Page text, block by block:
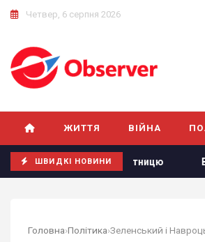
Четвер, 6 серпня 2026
ЖИТТЯ ВІЙНА
ШВИДКІ НОВИНИ
на п’ятницю В Румунії вже
Головна›Політика›